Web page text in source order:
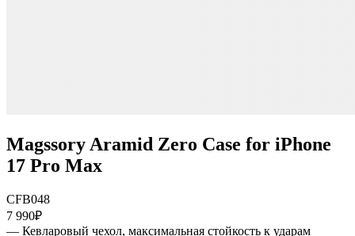
Magssory Aramid Zero Case for iPhone
17 Pro Max
CFB048
7 990₽
— Кевларовый чехол, максимальная стойкость к ударам